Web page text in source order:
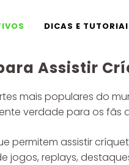
DICAS E
Assistir
mais populares do
verdade para os
permitem assistir
jogos, replays,